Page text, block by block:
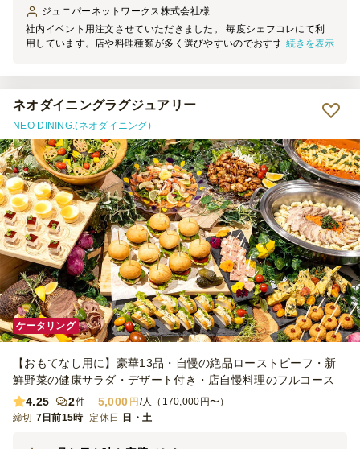
ジュニパーネットワークス株式会社様
社内イベント用注文させていただきました。 毎度シェフコレにて利
用しています。店や料理種類が多く選びやすいのでおすすめです。
続きを表示
ネオダイニングラグジュアリー
NEO DINING.(ネオダイニング)
ケータリング
【おもてなし用に】豪華13品・自慢の絶品ローストビーフ・新
鮮野菜の健康サラダ・デザート付き・店自慢料理のフルコース
4.25
2件 5,000 円 /人（170,000円〜）
締切 7日前15時 定休日 日・土